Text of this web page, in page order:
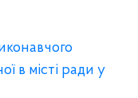
в місті ради у